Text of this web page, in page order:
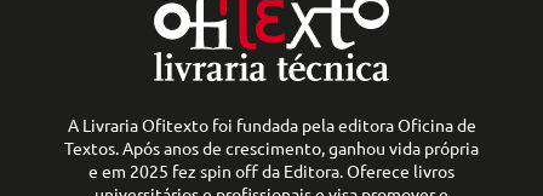
A Livraria Ofitexto foi fundada pela editora Oficina de
Textos. Após anos de crescimento, ganhou vida própria
e em 2025 fez spin off da Editora. Oferece livros